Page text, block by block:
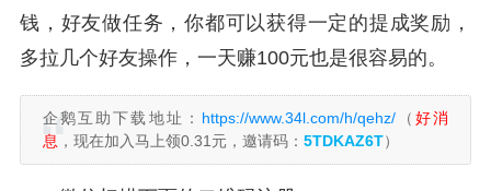
钱，好友做任务，你都可以获得一定的提成奖励，
多拉几个好友操作，一天赚100元也是很容易的。
企鹅互助下载地址： https://www.34l.com/h/qehz/（ 好消
息 ，现在加入马上领0.31元，邀请码： 5TDKAZ6T）